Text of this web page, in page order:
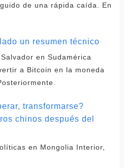
de una rápida caída. En
un resumen técnico
en Sudamérica
a Bitcoin en la moneda
transformarse?
chinos después del
en Mongolia Interior,